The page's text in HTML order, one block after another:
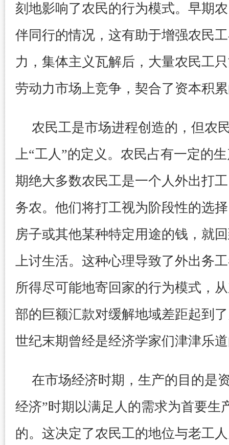
刻地影响了农民的行为模式。早期
伴同行的情况，这有助于增强农民
力，集体主义瓦解后，大量农民工
劳动力市场上竞争，契合了资本积
农民工是市场进程创造的，但农
上“工人”的定义。农民占有一定的
期绝大多数农民工是一个人外出打
务农。他们将打工视为阶段性的选
房子或其他某种特定用途的钱，就
上讨生活。这种心理导致了外出务
所得尽可能地寄回家的行为模式，
部的巨额汇款对缓解地域差距起到
世纪末期曾经是经济学家们津津乐
在市场经济时期，生产的目的是
经济”时期以满足人的需求为首要生
的。这决定了农民工的地位与老工